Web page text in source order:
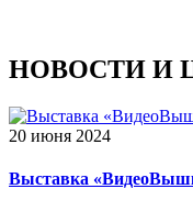
НОВОСТИ И
20 июня 2024
Выставка